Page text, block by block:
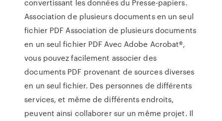
convertissant les données du Presse-papiers.
Association de plusieurs documents en un seul
fichier PDF Association de plusieurs documents
en un seul ﬁchier PDF Avec Adobe Acrobat®,
vous pouvez facilement associer des
documents PDF provenant de sources diverses
en un seul ﬁchier. Des personnes de différents
services, et même de différents endroits,
peuvent ainsi collaborer sur un même projet. Il